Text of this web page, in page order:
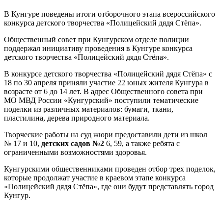
В Кунгуре поведены итоги отборочного этапа всероссийского
конкурса детского творчества «Полицейский дядя Стёпа».
Общественный совет при Кунгурском отделе полиции
поддержал инициативу проведения в Кунгуре конкурса
детского творчества «Полицейский дядя Стёпа».
В конкурсе детского творчества «Полицейский дядя Стёпа» с
18 по 30 апреля приняли участие 22 юных жителя Кунгура в
возрасте от 6 до 14 лет. В адрес Общественного совета при
МО МВД России «Кунгурский» поступили тематические
поделки из различных материалов: бумаги, ткани,
пластилина, дерева природного материала.
Творческие работы на суд жюри предоставили дети из школ
№ 17 и 10, детских садов №2 6, 59, а также ребята с
ограниченными возможностями здоровья.
Кунгурскими общественниками проведен отбор трех поделок,
которые продолжат участие в краевом этапе конкурса
«Полицейский дядя Стёпа», где они будут представлять город
Кунгур.